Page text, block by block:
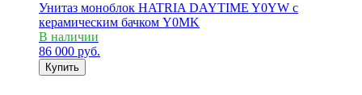
Унитаз моноблок HATRIA DAYTIME Y0YW с
керамическим бачком Y0MK
В наличии
86 000 руб.
Купить